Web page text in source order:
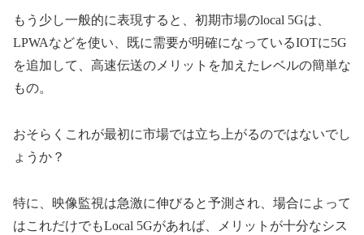
もう少し一般的に表現すると、初期市場のlocal 5Gは、
LPWAなどを使い、既に需要が明確になっているIOTに5G
を追加して、高速伝送のメリットを加えたレベルの簡単な
もの。
おそらくこれが最初に市場では立ち上がるのではないでし
ょうか？
特に、映像監視は急激に伸びると予測され、場合によって
はこれだけでもLocal 5Gがあれば、メリットが十分なシス